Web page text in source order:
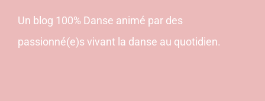
Un blog 100% Danse animé par des
passionné(e)s vivant la danse au quotidien.